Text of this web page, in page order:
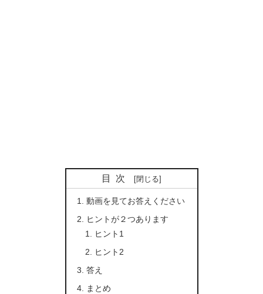
目次
動画を見てお答えください
ヒントが２つあります
ヒント1
ヒント2
答え
まとめ